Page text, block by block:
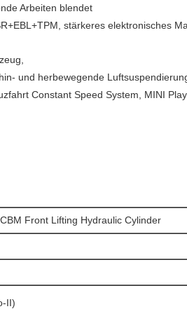
Arbeiten blendet
stärkeres elektronisches
und herbewegende
Constant Speed System, MINI
Front Lifting Hydraulic Cylinder
II)